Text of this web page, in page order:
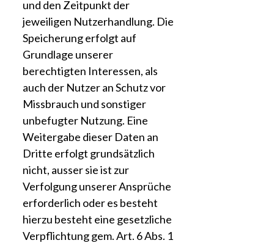
und den Zeitpunkt der
jeweiligen Nutzerhandlung. Die
Speicherung erfolgt auf
Grundlage unserer
berechtigten Interessen, als
auch der Nutzer an Schutz vor
Missbrauch und sonstiger
unbefugter Nutzung. Eine
Weitergabe dieser Daten an
Dritte erfolgt grundsätzlich
nicht, ausser sie ist zur
Verfolgung unserer Ansprüche
erforderlich oder es besteht
hierzu besteht eine gesetzliche
Verpflichtung gem. Art. 6 Abs. 1